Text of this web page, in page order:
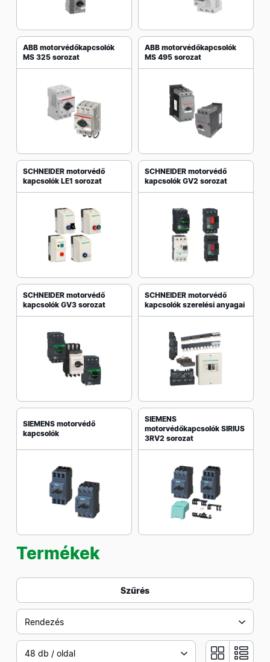
ABB motorvédőkapcsolók
MS 325 sorozat
ABB motorvédőkapcsolók
MS 495 sorozat
SCHNEIDER motorvédő
kapcsolók LE1 sorozat
SCHNEIDER motorvédő
kapcsolók GV2 sorozat
SCHNEIDER motorvédő
kapcsolók GV3 sorozat
SCHNEIDER motorvédő
kapcsolók szerelési anyagai
SIEMENS motorvédő
kapcsolók
SIEMENS
motorvédőkapcsolók SIRIUS
3RV2 sorozat
Termékek
Szűrés
Rendezés
48 db / oldal